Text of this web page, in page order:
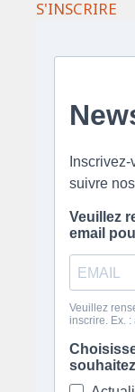
S'INSCRIRE